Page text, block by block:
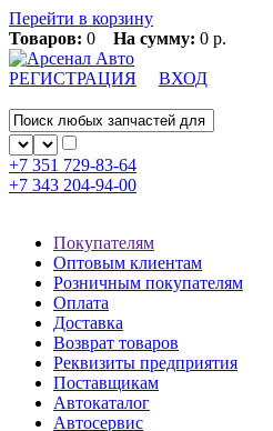
Перейти в корзину
Товаров: 0 На сумму: 0 р.
РЕГИСТРАЦИЯ ВХОД
+7 351 729-83-64
+7 343 204-94-00
Покупателям
Оптовым клиентам
Розничным покупателям
Оплата
Доставка
Возврат товаров
Реквизиты предприятия
Поставщикам
Автокаталог
Автосервис